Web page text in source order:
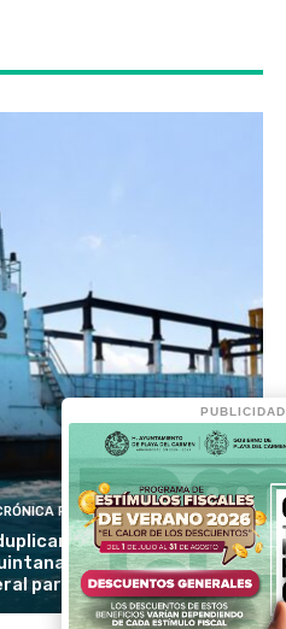
RIVIERA
la recolección de
Roo y reforzará la
para proteger las playas
PUBLICIDAD